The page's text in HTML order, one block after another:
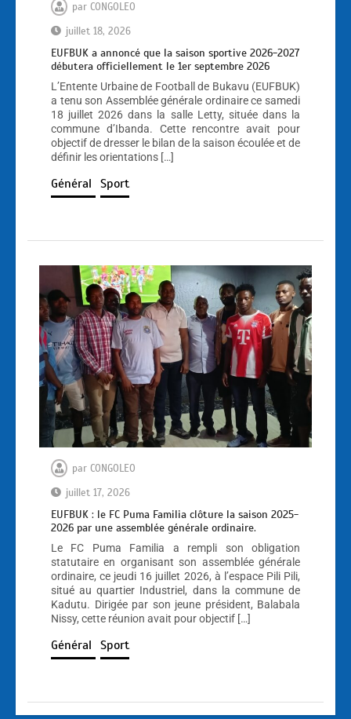
par CONGOLEO
juillet 18, 2026
EUFBUK a annoncé que la saison sportive 2026-2027
débutera officiellement le 1er septembre 2026
L’Entente Urbaine de Football de Bukavu (EUFBUK)
a tenu son Assemblée générale ordinaire ce samedi
18 juillet 2026 dans la salle Letty, située dans la
commune d’Ibanda. Cette rencontre avait pour
objectif de dresser le bilan de la saison écoulée et de
définir les orientations […]
Général Sport
par CONGOLEO
juillet 17, 2026
EUFBUK : le FC Puma Familia clôture la saison 2025-
2026 par une assemblée générale ordinaire.
Le FC Puma Familia a rempli son obligation
statutaire en organisant son assemblée générale
ordinaire, ce jeudi 16 juillet 2026, à l’espace Pili Pili,
situé au quartier Industriel, dans la commune de
Kadutu. Dirigée par son jeune président, Balabala
Nissy, cette réunion avait pour objectif […]
Général Sport